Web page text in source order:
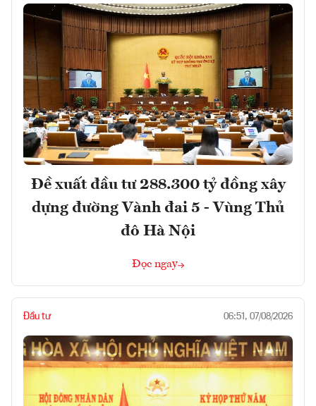
Đề xuất đầu tư 288.300 tỷ đồng xây
dựng đường Vành đai 5 - Vùng Thủ
đô Hà Nội
Đọc ngay
Đầu tư 06:51, 07/08/2026